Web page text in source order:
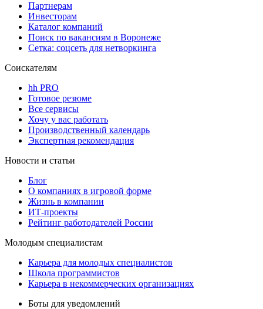
Партнерам
Инвесторам
Каталог компаний
Поиск по вакансиям в Воронеже
Сетка: соцсеть для нетворкинга
Соискателям
hh PRO
Готовое резюме
Все сервисы
Хочу у вас работать
Производственный календарь
Экспертная рекомендация
Новости и статьи
Блог
О компаниях в игровой форме
Жизнь в компании
ИТ-проекты
Рейтинг работодателей России
Молодым специалистам
Карьера для молодых специалистов
Школа программистов
Карьера в некоммерческих организациях
Боты для уведомлений